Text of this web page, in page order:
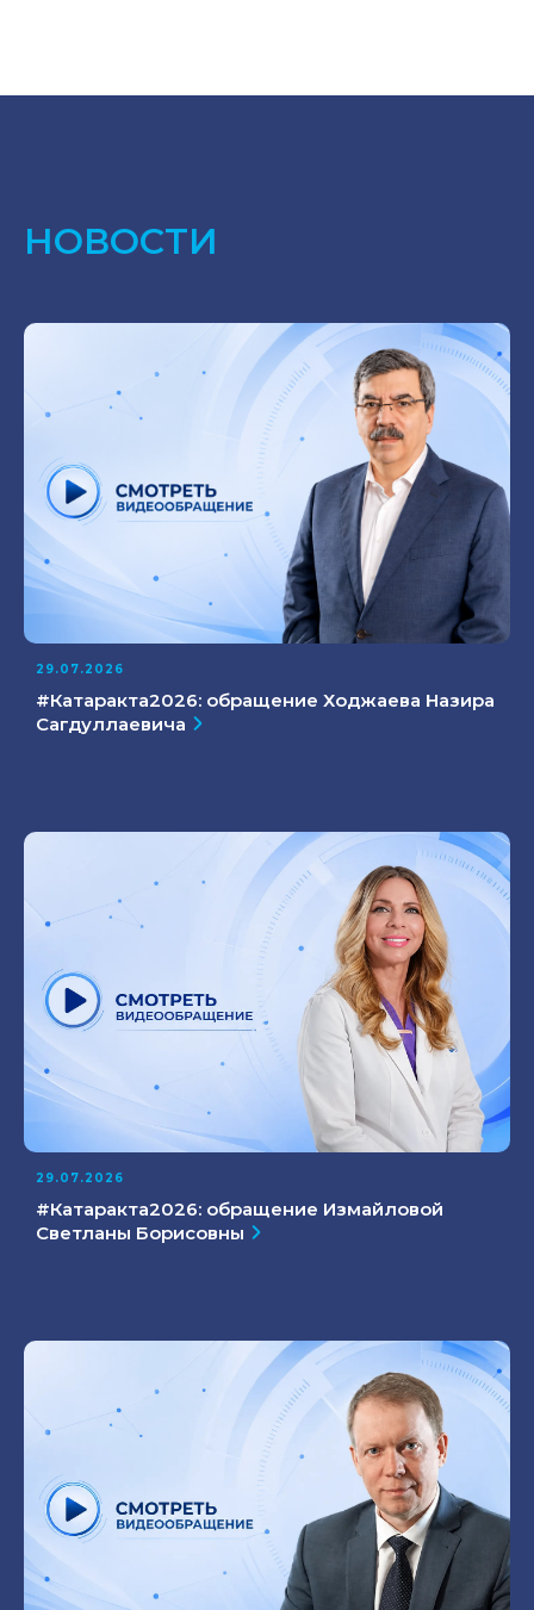
НОВОСТИ
29.07.2026
#Катаракта2026: обращение Ходжаева Назира
Сагдуллаевича
29.07.2026
#Катаракта2026: обращение Измайловой
Светланы Борисовны